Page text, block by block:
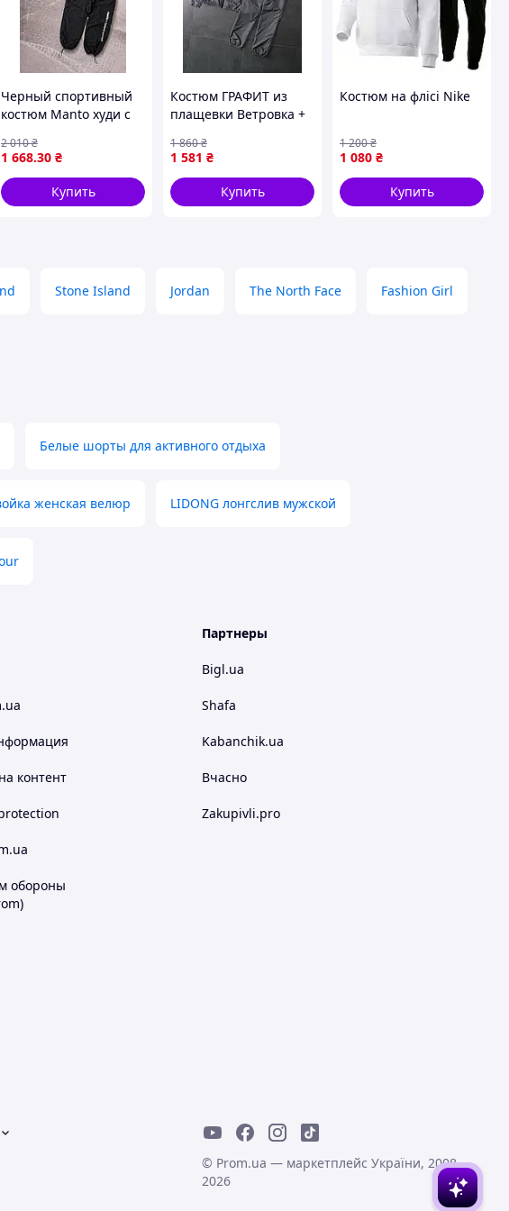
Черный спортивный
костюм Manto худи с
демона и нейлоновые
брюки ART0196
1 668.30 ₴
2 010₴
Купить
Костюм ГРАФИТ из
плащевки Ветровка +
ЧОРНАЯ NIKE-мал
1 581 ₴
1 860₴
Купить
Костюм на флісі Nike
1 080 ₴
1 200₴
Купить
Stone Island Jordan The North Face Fashion Girl
Белые шорты для активного отдыха
женская велюр LIDONG лонгслив мужской
контент
обороны
Партнеры
Bigl.ua
Shafa
Kabanchik.ua
Вчасно
Zakupivli.pro
© Prom.ua — маркетплейс України, 2008-
2026